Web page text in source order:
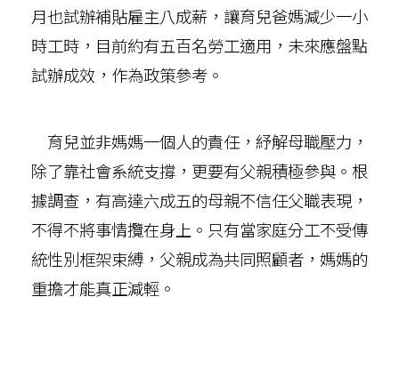
月也試辦補貼雇主八成薪，讓育兒爸媽減少一小
時工時，目前約有五百名勞工適用，未來應盤點
試辦成效，作為政策參考。
育兒並非媽媽一個人的責任，紓解母職壓力，
除了靠社會系統支撐，更要有父親積極參與。根
據調查，有高達六成五的母親不信任父職表現，
不得不將事情攬在身上。只有當家庭分工不受傳
統性別框架束縛，父親成為共同照顧者，媽媽的
重擔才能真正減輕。